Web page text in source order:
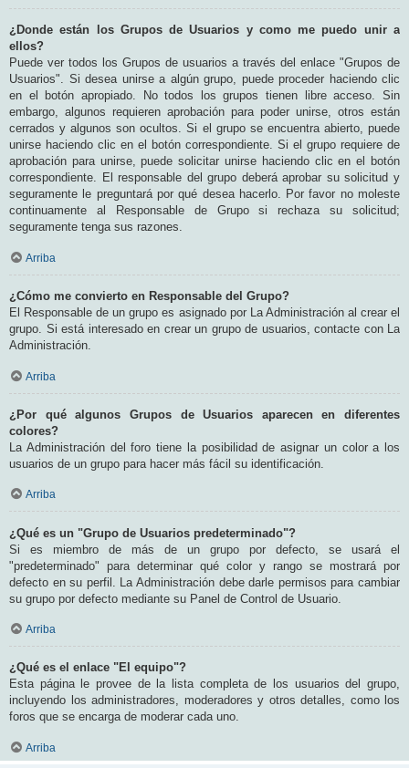
¿Donde están los Grupos de Usuarios y como me puedo unir a
ellos?
Puede ver todos los Grupos de usuarios a través del enlace "Grupos de
Usuarios". Si desea unirse a algún grupo, puede proceder haciendo clic
en el botón apropiado. No todos los grupos tienen libre acceso. Sin
embargo, algunos requieren aprobación para poder unirse, otros están
cerrados y algunos son ocultos. Si el grupo se encuentra abierto, puede
unirse haciendo clic en el botón correspondiente. Si el grupo requiere de
aprobación para unirse, puede solicitar unirse haciendo clic en el botón
correspondiente. El responsable del grupo deberá aprobar su solicitud y
seguramente le preguntará por qué desea hacerlo. Por favor no moleste
continuamente al Responsable de Grupo si rechaza su solicitud;
seguramente tenga sus razones.
Arriba
¿Cómo me convierto en Responsable del Grupo?
El Responsable de un grupo es asignado por La Administración al crear el
grupo. Si está interesado en crear un grupo de usuarios, contacte con La
Administración.
Arriba
¿Por qué algunos Grupos de Usuarios aparecen en diferentes
colores?
La Administración del foro tiene la posibilidad de asignar un color a los
usuarios de un grupo para hacer más fácil su identificación.
Arriba
¿Qué es un "Grupo de Usuarios predeterminado"?
Si es miembro de más de un grupo por defecto, se usará el
"predeterminado" para determinar qué color y rango se mostrará por
defecto en su perfil. La Administración debe darle permisos para cambiar
su grupo por defecto mediante su Panel de Control de Usuario.
Arriba
¿Qué es el enlace "El equipo"?
Esta página le provee de la lista completa de los usuarios del grupo,
incluyendo los administradores, moderadores y otros detalles, como los
foros que se encarga de moderar cada uno.
Arriba